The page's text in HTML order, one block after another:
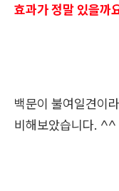
효과가 정말 있을까
백문이 불여일견이
비해보았습니다. ^^